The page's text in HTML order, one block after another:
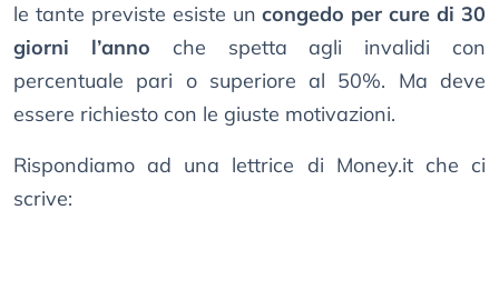
le tante previste esiste uncongedo per cure di 30
giorni l’anno che spetta agli invalidi con
percentuale pari o superiore al 50%. Ma deve
essere richiesto con le giuste motivazioni.
Rispondiamo ad una lettrice di Money.it che ci
scrive: